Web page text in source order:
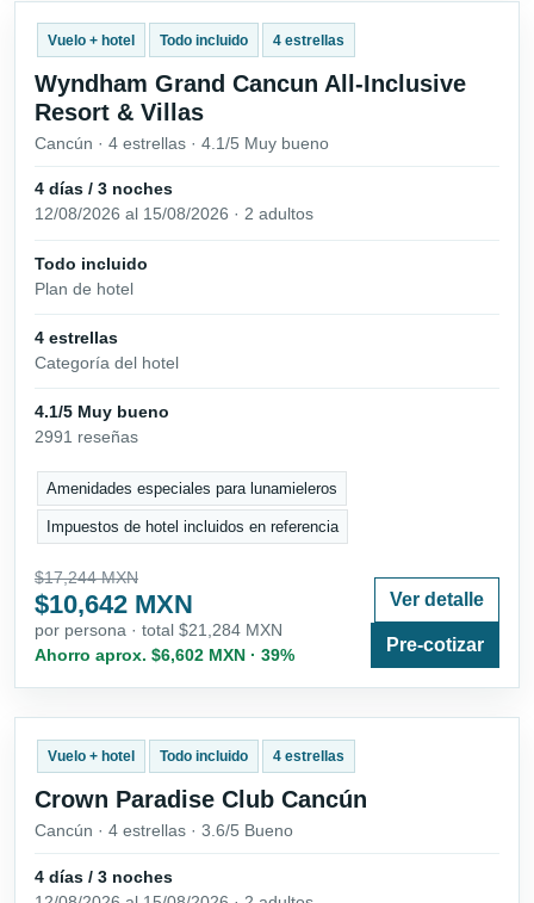
Vuelo + hotel Todo incluido 4 estrellas
Wyndham Grand Cancun All-Inclusive
Resort & Villas
Cancún · 4 estrellas · 4.1/5 Muy bueno
4 días / 3 noches
12/08/2026 al 15/08/2026 · 2 adultos
Todo incluido
Plan de hotel
4 estrellas
Categoría del hotel
4.1/5 Muy bueno
2991 reseñas
Amenidades especiales para lunamieleros
Impuestos de hotel incluidos en referencia
$17,244 MXN
$10,642 MXN
por persona · total $21,284 MXN
Ahorro aprox. $6,602 MXN · 39%
Ver detalle
Pre-cotizar
Vuelo + hotel Todo incluido 4 estrellas
Crown Paradise Club Cancún
Cancún · 4 estrellas · 3.6/5 Bueno
4 días / 3 noches